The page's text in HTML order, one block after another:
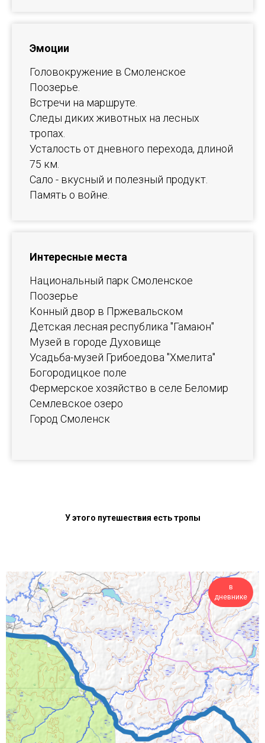
Эмоции
Головокружение в Смоленское
Поозерье.
Встречи на маршруте.
Следы диких животных на лесных
тропах.
Усталость от дневного перехода, длиной
75 км.
Сало - вкусный и полезный продукт.
Память о войне.
Интересные места
Национальный парк Смоленское
Поозерье
Конный двор в Пржевальском
Детская лесная республика "Гамаюн"
Музей в городе Духовище
Усадьба-музей Грибоедова "Хмелита"
Богородицкое поле
Фермерское хозяйство в селе Беломир
Семлевское озеро
Город Смоленск
У этого путешествия есть тропы
в
дневнике